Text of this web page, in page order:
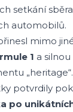
setkání
automobilů.
mimo
1 a
„heritage“.
potvrdily
po